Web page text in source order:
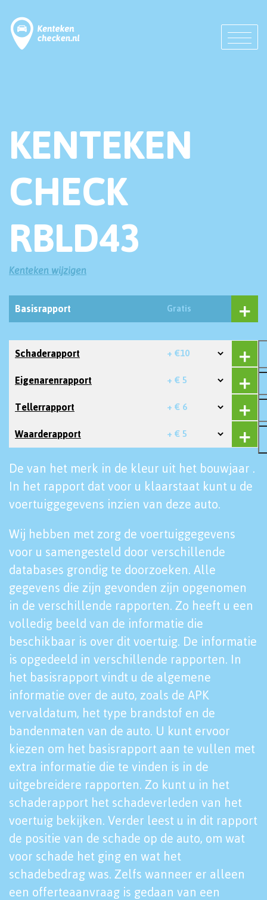
KENTEKEN
CHECK
RBLD43
Kenteken wijzigen
Basisrapport Gratis
Schaderapport + €10
Eigenarenrapport + € 5
Tellerrapport + € 6
Waarderapport + € 5
De van het merk in de kleur uit het bouwjaar .
In het rapport dat voor u klaarstaat kunt u de
voertuiggegevens inzien van deze auto.
Wij hebben met zorg de voertuiggegevens
voor u samengesteld door verschillende
databases grondig te doorzoeken. Alle
gegevens die zijn gevonden zijn opgenomen
in de verschillende rapporten. Zo heeft u een
volledig beeld van de informatie die
beschikbaar is over dit voertuig. De informatie
is opgedeeld in verschillende rapporten. In
het basisrapport vindt u de algemene
informatie over de auto, zoals de APK
vervaldatum, het type brandstof en de
bandenmaten van de auto. U kunt ervoor
kiezen om het basisrapport aan te vullen met
extra informatie die te vinden is in de
uitgebreidere rapporten. Zo kunt u in het
schaderapport het schadeverleden van het
voertuig bekijken. Verder leest u in dit rapport
de positie van de schade op de auto, om wat
voor schade het ging en wat het
schadebedrag was. Zelfs wanneer er alleen
een offerteaanvraag is gedaan van een